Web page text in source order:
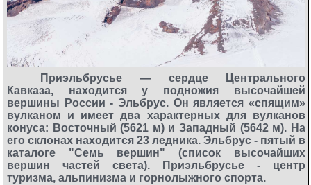
Приэльбрусье — сердце Центрального
Кавказа, находится у подножия высочайшей
вершины России - Эльбрус. Он является «спящим»
вулканом и имеет два характерных для вулканов
конуса: Восточный (5621 м) и Западный (5642 м). На
его склонах находится 23 ледника. Эльбрус - пятый в
каталоге "Семь вершин" (список высочайших
вершин частей света). Приэльбрусье - центр
туризма, альпинизма и горнолыжного спорта.